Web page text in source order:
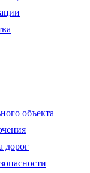
объекта
дорог